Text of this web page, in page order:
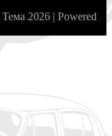
Тема 2026 | Powered